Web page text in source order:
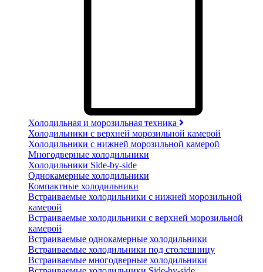
Холодильная и морозильная техника
Холодильники с верхней морозильной камерой
Холодильники с нижней морозильной камерой
Многодверные холодильники
Холодильники Side-by-side
Однокамерные холодильники
Компактные холодильники
Встраиваемые холодильники с нижней морозильной
камерой
Встраиваемые холодильники с верхней морозильной
камерой
Встраиваемые однокамерные холодильники
Встраиваемые холодильники под столешницу
Встраиваемые многодверные холодильники